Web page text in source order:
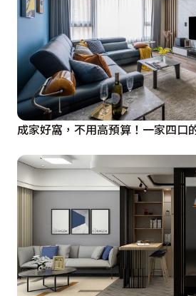
成家好窩，不用高預算！一家四口